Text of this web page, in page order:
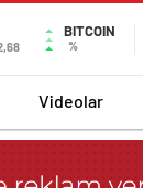
BITCOIN
%
Videolar